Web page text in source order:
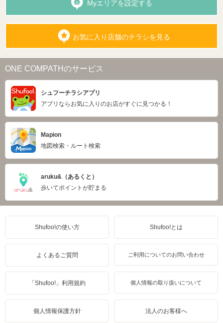
Myエリアを設定する
お気に入り店舗のチラシを見る
ONE COMPATHのサービス
シュフーチラシアプリ
アプリならお気に入りのお店がすぐに見つかる！
Mapion
地図検索・ルート検索
aruku&（あるくと）
歩いてポイントが貯まる
Shufoo!の使い方 Shufoo!とは
よくあるご質問 ご利用についてのお問い合わせ
「Shufoo!」利用規約 個人情報の取り扱いについて
個人情報保護方針 法人のお客様へ